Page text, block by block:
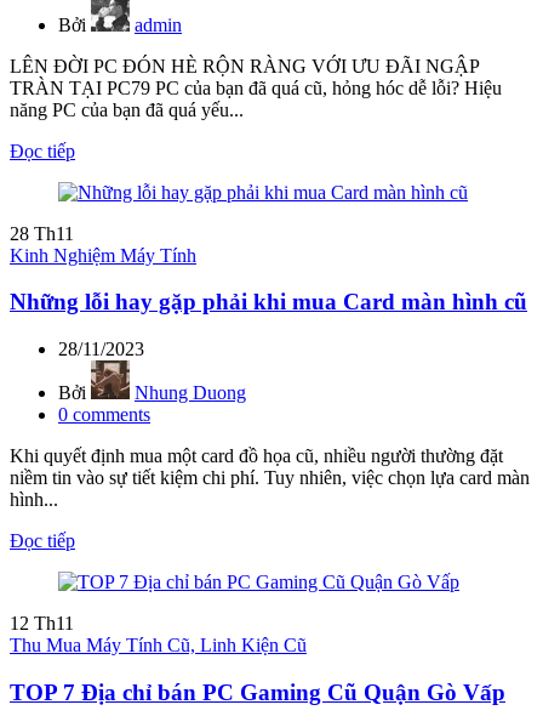
Bởi
admin
LÊN ĐỜI PC ĐÓN HÈ RỘN RÀNG VỚI ƯU ĐÃI NGẬP
TRÀN TẠI PC79 PC của bạn đã quá cũ, hỏng hóc dễ lỗi? Hiệu
năng PC của bạn đã quá yếu...
Đọc tiếp
28 Th11
Kinh Nghiệm Máy Tính
Những lỗi hay gặp phải khi mua Card màn hình cũ
28/11/2023
Bởi
Nhung Duong
0 comments
Khi quyết định mua một card đồ họa cũ, nhiều người thường đặt
niềm tin vào sự tiết kiệm chi phí. Tuy nhiên, việc chọn lựa card màn
hình...
Đọc tiếp
12 Th11
Thu Mua Máy Tính Cũ, Linh Kiện Cũ
TOP 7 Địa chỉ bán PC Gaming Cũ Quận Gò Vấp